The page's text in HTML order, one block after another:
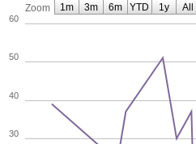
Zoom
30
40
50
60
1m 3m 6m YTD 1y All